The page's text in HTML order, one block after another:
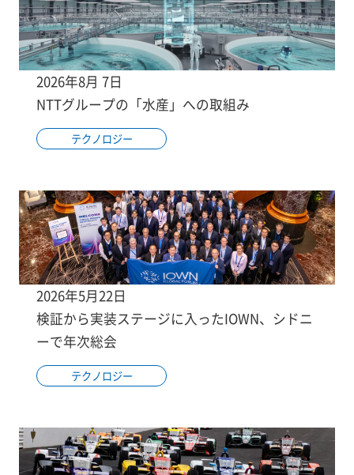
2026年8月 7日
NTTグループの「水産」への取組み
テクノロジー
2026年5月22日
検証から実装ステージに入ったIOWN、シドニ
ーで年次総会
テクノロジー